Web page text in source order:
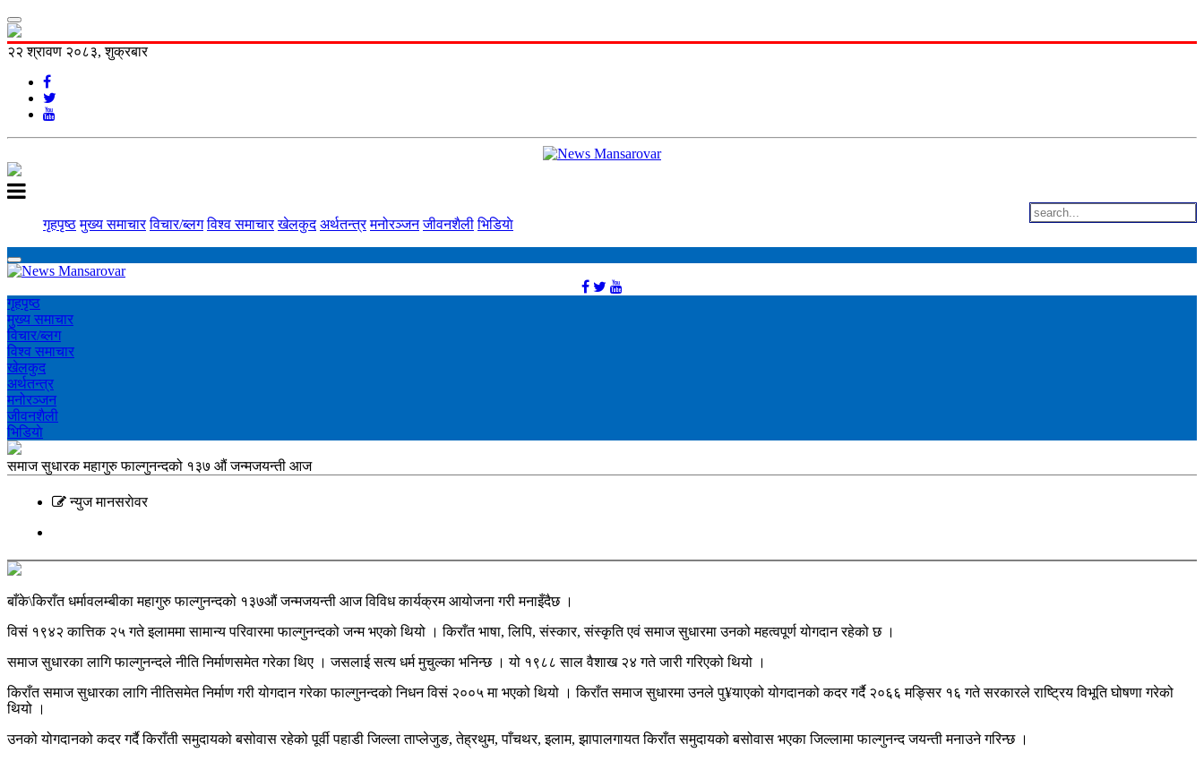
२२ श्रावण २०८३, शुक्रबार
गृहपृष्ठ मुख्य समाचार विचार/ब्लग विश्व समाचार खेलकुद अर्थतन्त्र मनोरञ्‍जन जीवनशैली भिडियाे
गृहपृष्ठ
मुख्य समाचार
विचार/ब्लग
विश्व समाचार
खेलकुद
अर्थतन्त्र
मनोरञ्‍जन
जीवनशैली
भिडियाे
समाज सुधारक महागुरु फाल्गुनन्दको १३७ औं जन्मजयन्ती आज
न्युज मानसराेवर
बाँके\किराँत धर्मावलम्बीका महागुरु फाल्गुनन्दको १३७औं जन्मजयन्ती आज विविध कार्यक्रम आयोजना गरी मनाइँदैछ ।
विसं १९४२ कात्तिक २५ गते इलाममा सामान्य परिवारमा फाल्गुनन्दको जन्म भएको थियो । किराँत भाषा, लिपि, संस्कार, संस्कृति एवं समाज सुधारमा उनको महत्वपूर्ण योगदान रहेको छ ।
समाज सुधारका लागि फाल्गुनन्दले नीति निर्माणसमेत गरेका थिए । जसलाई सत्य धर्म मुचुल्का भनिन्छ । यो १९८८ साल वैशाख २४ गते जारी गरिएको थियो ।
किराँत समाज सुधारका लागि नीतिसमेत निर्माण गरी योगदान गरेका फाल्गुनन्दको निधन विसं २००५ मा भएको थियो । किराँत समाज सुधारमा उनले पु¥याएको योगदानको कदर गर्दै २०६६ मङ्सिर १६ गते सरकारले राष्ट्रिय विभूति घोषणा गरेको
थियो ।
उनको योगदानको कदर गर्दै किराँती समुदायको बसोवास रहेको पूर्वी पहाडी जिल्ला ताप्लेजुङ, तेह्रथुम, पाँचथर, इलाम, झापालगायत किराँत समुदायको बसोवास भएका जिल्लामा फाल्गुनन्द जयन्ती मनाउने गरिन्छ ।